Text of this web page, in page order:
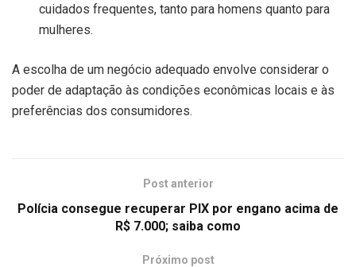
cuidados frequentes, tanto para homens quanto para
mulheres.
A escolha de um negócio adequado envolve considerar o
poder de adaptação às condições econômicas locais e às
preferências dos consumidores.
Post anterior
Polícia consegue recuperar PIX por engano acima de
R$ 7.000; saiba como
Próximo post